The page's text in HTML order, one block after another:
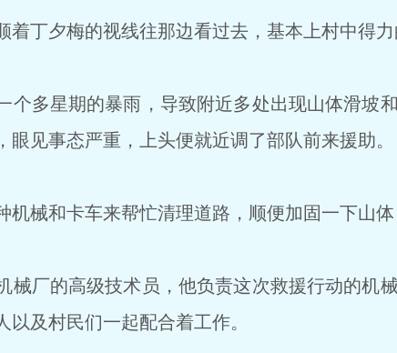
丁夕梅的视线往那边看过去，基本上村中得力
多星期的暴雨，导致附近多处出现山体滑坡
眼见事态严重，上头便就近调了部队前来援助。
械和卡车来帮忙清理道路，顺便加固一下山体
厂的高级技术员，他负责这次救援行动的机
及村民们一起配合着工作。